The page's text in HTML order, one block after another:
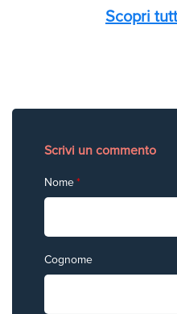
Scopri
Scrivi un commento
Nome*
Cognome